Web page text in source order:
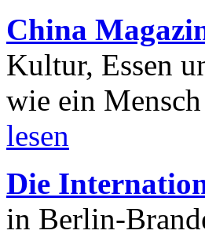
China
Kultur, Essen
wie ein
lesen
Die
in Berlin-